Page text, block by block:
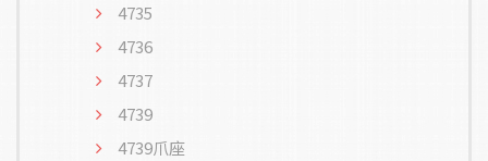
4735
4736
4737
4739
4739爪座